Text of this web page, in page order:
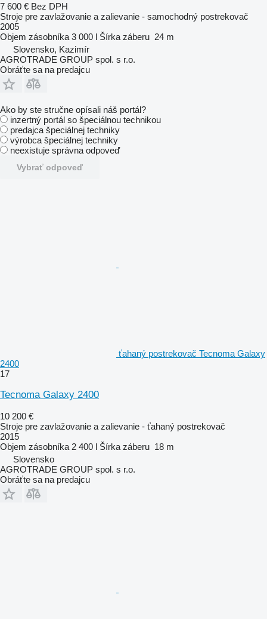
7 600 € Bez DPH
Stroje pre zavlažovanie a zalievanie - samochodný postrekovač
2005
Objem zásobníka 3 000 l Šírka záberu 24 m
Slovensko, Kazimír
AGROTRADE GROUP spol. s r.o.
Obráťte sa na predajcu
Ako by ste stručne opísali náš portál?
inzertný portál so špeciálnou technikou
predajca špeciálnej techniky
výrobca špeciálnej techniky
neexistuje správna odpoveď
Vybrať odpoveď
ťahaný postrekovač Tecnoma Galaxy
2400
17
Tecnoma Galaxy 2400
10 200 €
Stroje pre zavlažovanie a zalievanie - ťahaný postrekovač
2015
Objem zásobníka 2 400 l Šírka záberu 18 m
Slovensko
AGROTRADE GROUP spol. s r.o.
Obráťte sa na predajcu